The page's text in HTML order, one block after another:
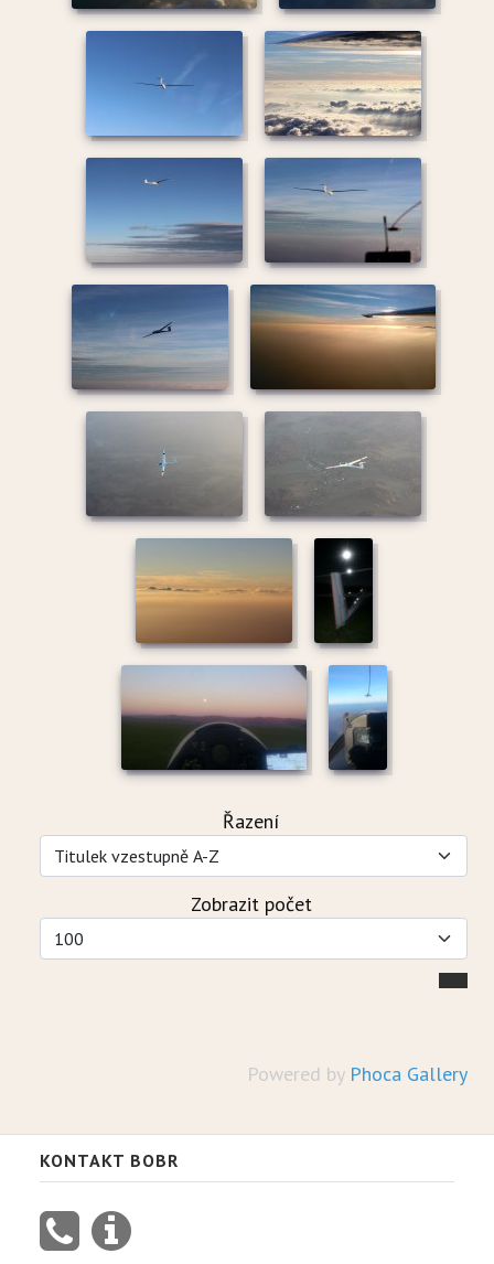
Řazení
Zobrazit počet
Powered by Phoca Gallery
KONTAKT BOBR